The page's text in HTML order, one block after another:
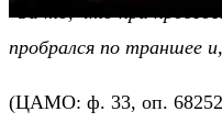
«За то, что при
пробрался по траншее
(ЦАМО: ф. 33, оп.